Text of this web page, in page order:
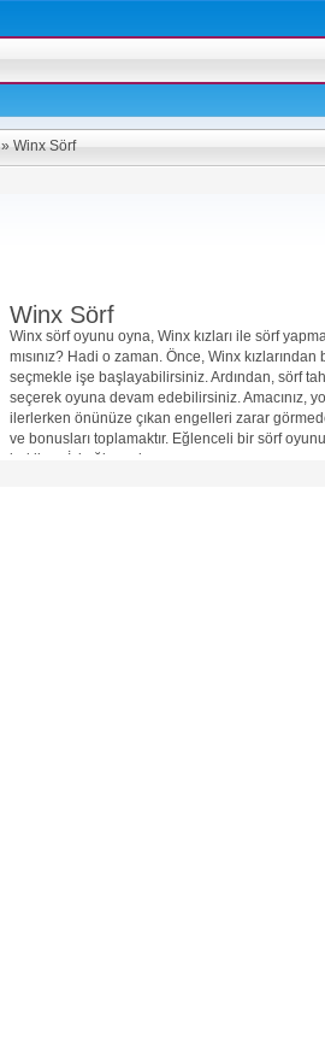
»Winx Sörf
Winx Sörf
Winx sörf oyunu oyna, Winx kızları ile sörf
mısınız? Hadi o zaman. Önce, Winx kızlarından
seçmekle işe başlayabilirsiniz. Ardından, sörf
seçerek oyuna devam edebilirsiniz. Amacınız,
ilerlerken önünüze çıkan engelleri zarar
ve bonusları toplamaktır. Eğlenceli bir sörf
bekliyor. İyi eğlenceler…